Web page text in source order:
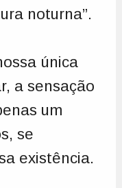
noturna”.
única
a sensação
um
se
existência.